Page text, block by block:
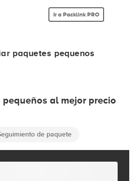
Ir a Packlink PRO
paquetes pequenos
al mejor precio
de paquete